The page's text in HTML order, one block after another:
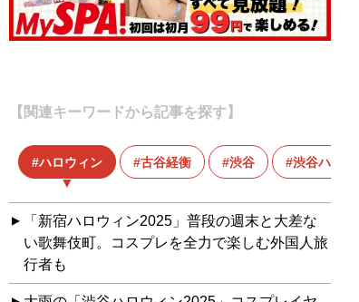
【関連キーワードから記事を探す】
ハロウィン 古谷経衡 渋谷 渋谷ハロウ
「新宿ハロウィン2025」普段の週末と大差な
い歌舞伎町。コスプレを全力で楽しむ外国人旅
行者も